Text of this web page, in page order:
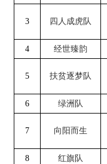
3 四人成虎队
4 经世臻韵
5 扶贫逐梦队
6 绿洲队
7 向阳而生
8 红旗队